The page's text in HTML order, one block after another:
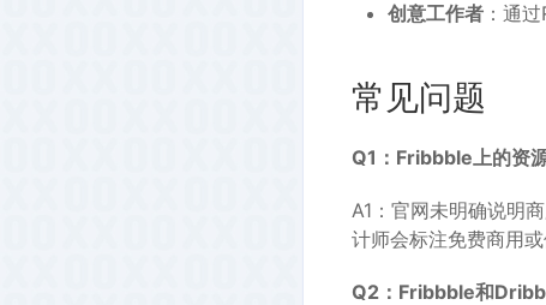
创意工作者 ：通
常见问题
Q1：Fribbble上的资
A1：官网未明确说明
计师会标注免费商用或
Q2：Fribbble和